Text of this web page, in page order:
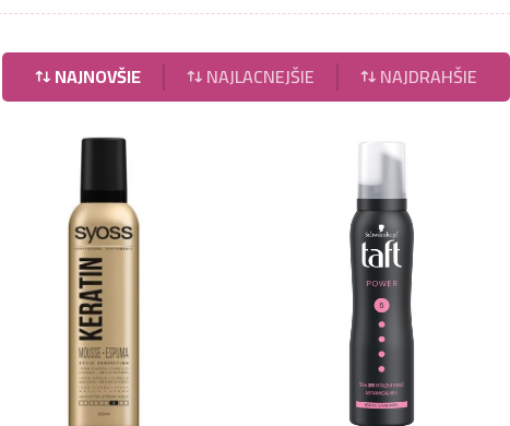
NAJNOVŠIE NAJLACNEJŠIE NAJDRAHŠIE